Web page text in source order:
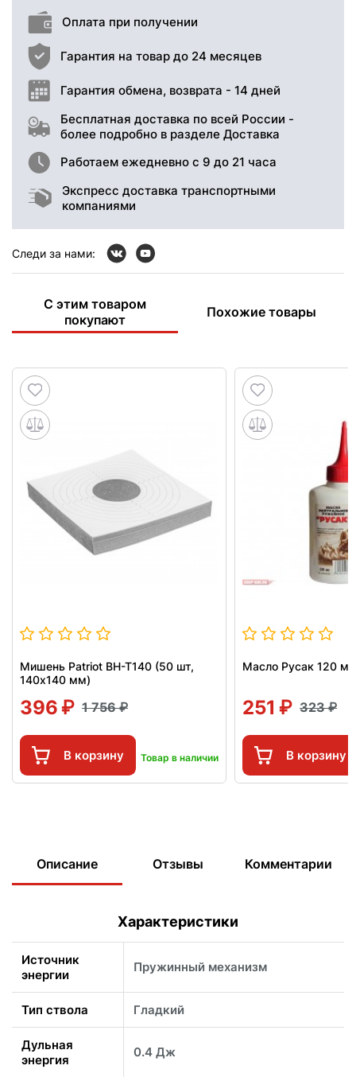
Оплата при получении
Гарантия на товар до 24 месяцев
Гарантия обмена, возврата - 14 дней
Бесплатная доставка по всей России -
более подробно в разделе Доставка
Работаем ежедневно с 9 до 21 часа
Экспресс доставка транспортными
компаниями
Следи за нами:
С этим товаром
покупают
Похожие товары
Мишень Patriot BH-T140 (50 шт,
140x140 мм)
396 1 756
В корзину Товар в наличии
Масло Русак 120
251 323
В корзину
Описание Отзывы Комментарии
Характеристики
Источник
энергии
Пружинный механизм
Тип ствола Гладкий
Дульная
энергия
0.4 Дж